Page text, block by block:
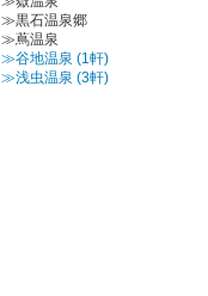
≫黒石温泉郷
≫蔦温泉
≫谷地温泉 (1軒)
≫浅虫温泉 (3軒)